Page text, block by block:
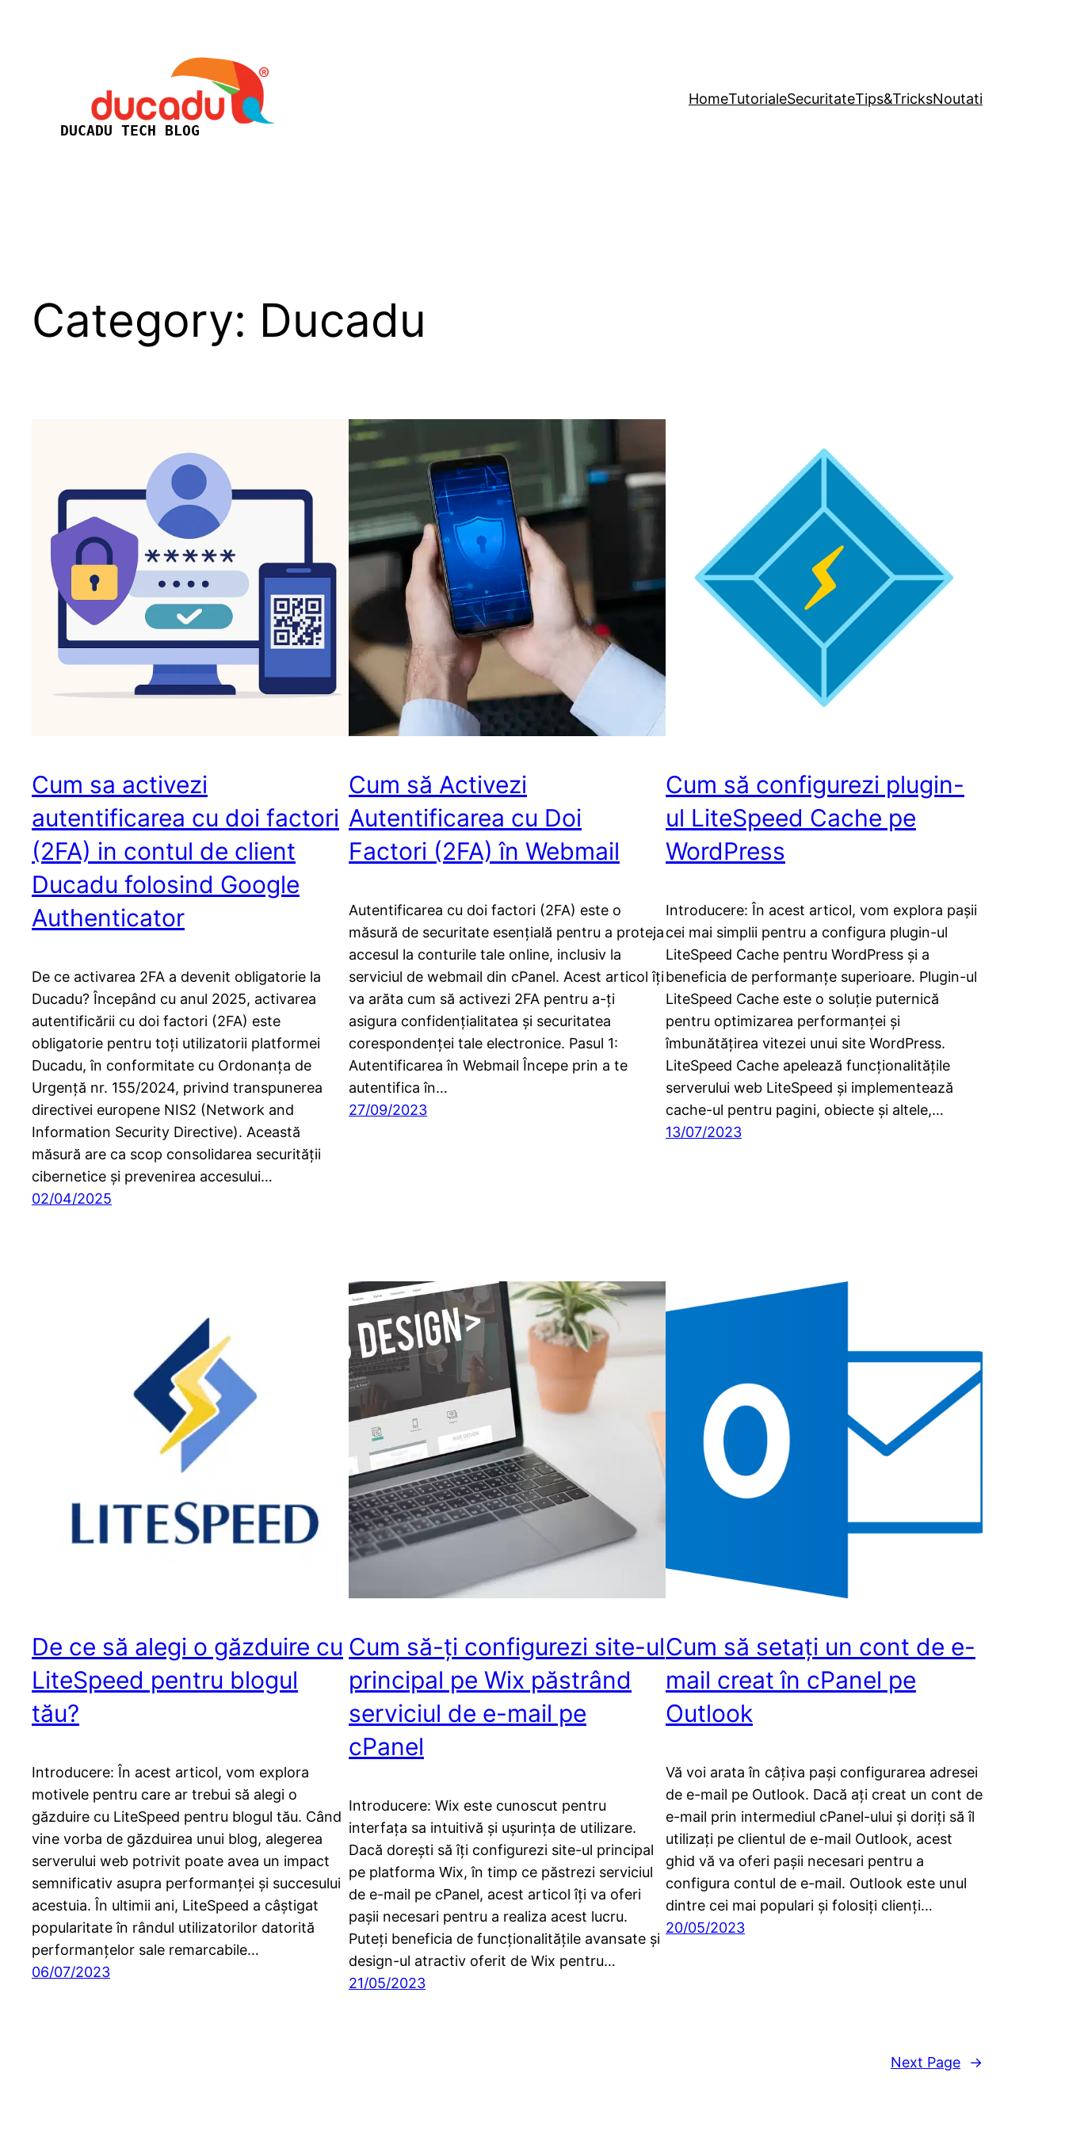
DUCADU TECH BLOG
HomeTutorialeSecuritateTips&TricksNoutati
Category: Ducadu
Cum sa activezi
autentificarea cu doi factori
(2FA) in contul de client
Ducadu folosind Google
Authenticator
De ce activarea 2FA a devenit obligatorie la
Ducadu? Începând cu anul 2025, activarea
autentificării cu doi factori (2FA) este
obligatorie pentru toți utilizatorii platformei
Ducadu, în conformitate cu Ordonanța de
Urgență nr. 155/2024, privind transpunerea
directivei europene NIS2 (Network and
Information Security Directive). Această
măsură are ca scop consolidarea securității
cibernetice și prevenirea accesului…
02/04/2025
Cum să Activezi
Autentificarea cu Doi
Factori (2FA) în Webmail
Autentificarea cu doi factori (2FA) este o
măsură de securitate esențială pentru a proteja
accesul la conturile tale online, inclusiv la
serviciul de webmail din cPanel. Acest articol îți
va arăta cum să activezi 2FA pentru a-ți
asigura confidențialitatea și securitatea
corespondenței tale electronice. Pasul 1:
Autentificarea în Webmail Începe prin a te
autentifica în…
27/09/2023
Cum să configurezi plugin-
ul LiteSpeed Cache pe
WordPress
Introducere: În acest articol, vom explora pașii
cei mai simplii pentru a configura plugin-ul
LiteSpeed Cache pentru WordPress și a
beneficia de performanțe superioare. Plugin-ul
LiteSpeed Cache este o soluție puternică
pentru optimizarea performanței și
îmbunătățirea vitezei unui site WordPress.
LiteSpeed Cache apelează funcționalitățile
serverului web LiteSpeed și implementează
cache-ul pentru pagini, obiecte și altele,…
13/07/2023
De ce să alegi o găzduire cu
LiteSpeed pentru blogul
tău?
Introducere: În acest articol, vom explora
motivele pentru care ar trebui să alegi o
găzduire cu LiteSpeed pentru blogul tău. Când
vine vorba de găzduirea unui blog, alegerea
serverului web potrivit poate avea un impact
semnificativ asupra performanței și succesului
acestuia. În ultimii ani, LiteSpeed a câștigat
popularitate în rândul utilizatorilor datorită
performanțelor sale remarcabile…
06/07/2023
Cum să-ți configurezi site-ul
principal pe Wix păstrând
serviciul de e-mail pe
cPanel
Introducere: Wix este cunoscut pentru
interfața sa intuitivă și ușurința de utilizare.
Dacă dorești să îți configurezi site-ul principal
pe platforma Wix, în timp ce păstrezi serviciul
de e-mail pe cPanel, acest articol îți va oferi
pașii necesari pentru a realiza acest lucru.
Puteți beneficia de funcționalitățile avansate și
design-ul atractiv oferit de Wix pentru…
21/05/2023
Cum să setați un cont de e-
mail creat în cPanel pe
Outlook
Vă voi arata în câțiva pași configurarea adresei
de e-mail pe Outlook. Dacă ați creat un cont de
e-mail prin intermediul cPanel-ului și doriți să îl
utilizați pe clientul de e-mail Outlook, acest
ghid vă va oferi pașii necesari pentru a
configura contul de e-mail. Outlook este unul
dintre cei mai populari și folosiți clienți…
20/05/2023
Next Page →